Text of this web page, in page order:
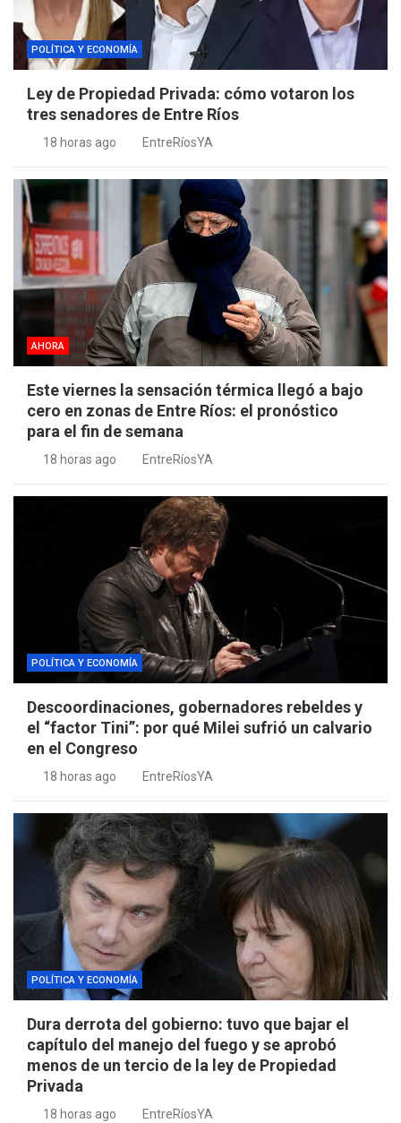
POLÍTICA Y ECONOMÍA
Ley de Propiedad Privada: cómo votaron los
tres senadores de Entre Ríos
18 horas ago EntreRíosYA
AHORA
Este viernes la sensación térmica llegó a bajo
cero en zonas de Entre Ríos: el pronóstico
para el fin de semana
18 horas ago EntreRíosYA
POLÍTICA Y ECONOMÍA
Descoordinaciones, gobernadores rebeldes y
el “factor Tini”: por qué Milei sufrió un calvario
en el Congreso
18 horas ago EntreRíosYA
POLÍTICA Y ECONOMÍA
Dura derrota del gobierno: tuvo que bajar el
capítulo del manejo del fuego y se aprobó
menos de un tercio de la ley de Propiedad
Privada
18 horas ago EntreRíosYA